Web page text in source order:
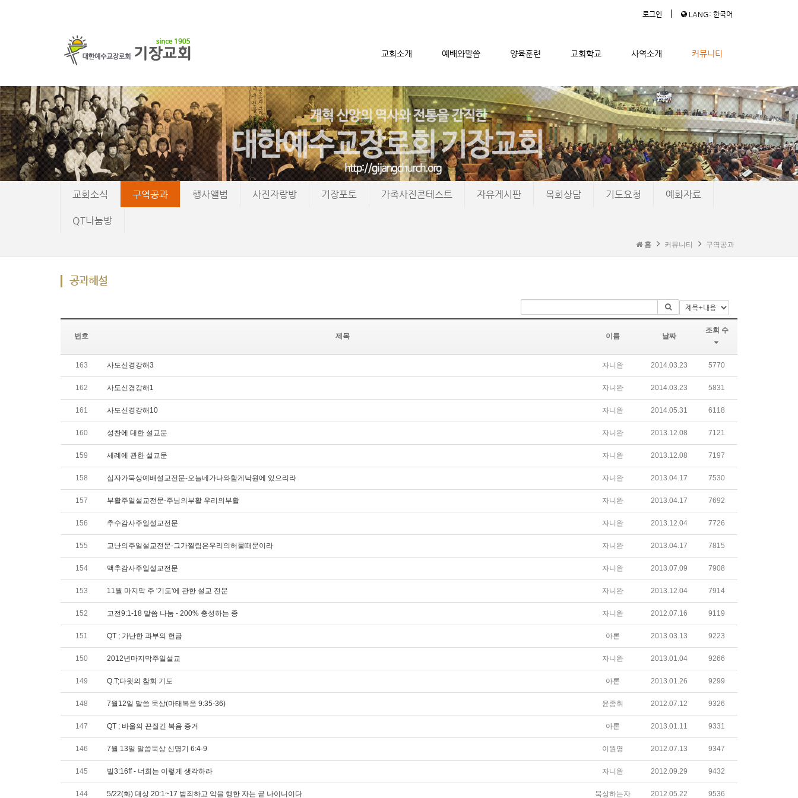
로그인 | LANG: 한국어
교회소개 예배와말씀 양육훈련 교회학교 사역소개 커뮤니티
메뉴 건너뛰기
교회소식 구역공과 행사앨범 사진자랑방 기장포토 가족사진콘테스트 자유게시판 목회상담 기도요청 예화자료
QT나눔방
홈 커뮤니티 구역공과
공과해설
번호 제목 이름 날짜
조회 수
163 사도신경강해3 자니완 2014.03.23 5770
162 사도신경강해1 자니완 2014.03.23 5831
161 사도신경강해10 자니완 2014.05.31 6118
160 성찬에 대한 설교문 자니완 2013.12.08 7121
159 세례에 관한 설교문 자니완 2013.12.08 7197
158 십자가묵상예배설교전문-오늘네가나와함게낙원에 있으리라 자니완 2013.04.17 7530
157 부활주일설교전문-주님의부활 우리의부활 자니완 2013.04.17 7692
156 추수감사주일설교전문 자니완 2013.12.04 7726
155 고난의주일설교전문-그가찔림은우리의허물때문이라 자니완 2013.04.17 7815
154 맥추감사주일설교전문 자니완 2013.07.09 7908
153 11월 마지막 주 '기도'에 관한 설교 전문 자니완 2013.12.04 7914
152 고전9:1-18 말씀 나눔 - 200% 충성하는 종 자니완 2012.07.16 9119
151 QT ; 가난한 과부의 헌금 아론 2013.03.13 9223
150 2012년마지막주일설교 자니완 2013.01.04 9266
149 Q.T;다윗의 참회 기도 아론 2013.01.26 9299
148 7월12일 말씀 묵상(마태복음 9:35-36) 윤종휘 2012.07.12 9326
147 QT ; 바울의 끈질긴 복음 증거 아론 2013.01.11 9331
146 7월 13일 말씀묵상 신명기 6:4-9 이원영 2012.07.13 9347
145 빌3:16ff - 너희는 이렇게 생각하라 자니완 2012.09.29 9432
144 5/22(화) 대상 20:1~17 범죄하고 악을 행한 자는 곧 나이니이다 묵상하는자 2012.05.22 9536